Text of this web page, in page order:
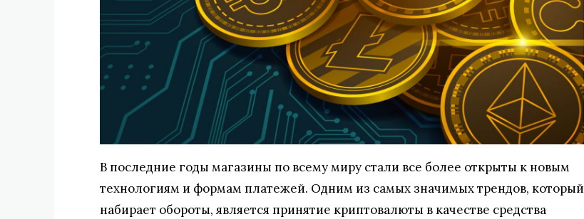
В последние годы магазины по всему миру стали все более открыты к новым
технологиям и формам платежей. Одним из самых значимых трендов, который
набирает обороты, является принятие криптовалюты в качестве средства